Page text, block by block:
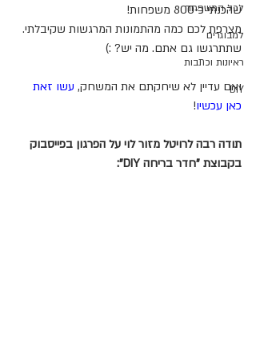
לכל המשפחה
למבוגרים
ראיונות וכתבות
DIY
שהכנתי כ-800 משפחות!
מצרפת לכם כמה מהתמונות המרגשות שקיבלתי.
שתתרגשו גם אתם. מה יש? :)
ואם עדיין לא שיחקתם את המשחק, עשו זאת
כאן עכשיו!
תודה רבה לרויטל מזור לוי על הפרגון בפייסבוק
בקבוצת "חדר בריחה DIY":